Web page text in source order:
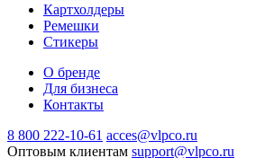
Картхолдеры
Ремешки
Стикеры
О бренде
Для бизнеса
Контакты
8 800 222-10-61 acces@vlpco.ru
Оптовым клиентам support@vlpco.ru